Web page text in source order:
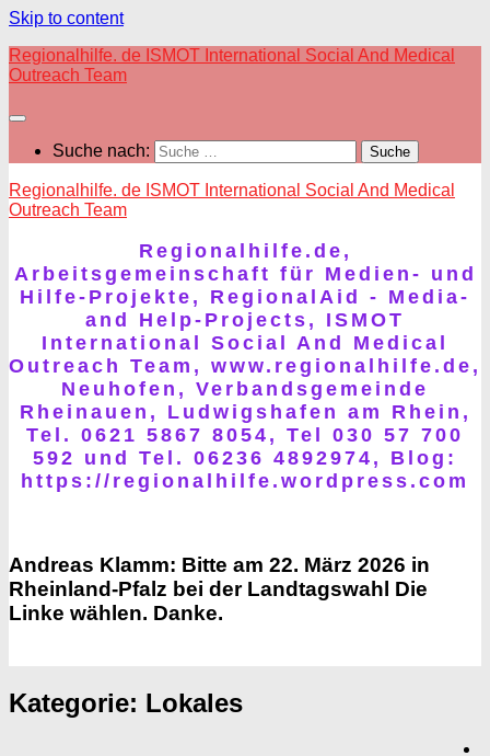
Skip to content
Regionalhilfe. de ISMOT International Social And Medical
Outreach Team
Suche nach:
Regionalhilfe. de ISMOT International Social And Medical
Outreach Team
Regionalhilfe.de,
Arbeitsgemeinschaft für Medien- und
Hilfe-Projekte, RegionalAid - Media-
and Help-Projects, ISMOT
International Social And Medical
Outreach Team, www.regionalhilfe.de,
Neuhofen, Verbandsgemeinde
Rheinauen, Ludwigshafen am Rhein,
Tel. 0621 5867 8054, Tel 030 57 700
592 und Tel. 06236 4892974, Blog:
https://regionalhilfe.wordpress.com
Andreas Klamm: Bitte am 22. März 2026 in
Rheinland-Pfalz bei der Landtagswahl Die
Linke wählen. Danke.
Kategorie: Lokales